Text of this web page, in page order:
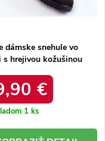
dámske snehule vo
s hrejivou kožušinou
€
1 ks